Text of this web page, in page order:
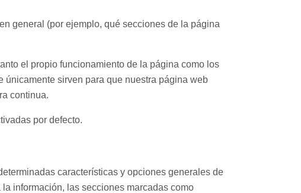
general (por ejemplo, qué secciones de la página
el propio funcionamiento de la página como los
únicamente sirven para que nuestra página web
continua.
por defecto.
características y opciones generales de
información, las secciones marcadas como